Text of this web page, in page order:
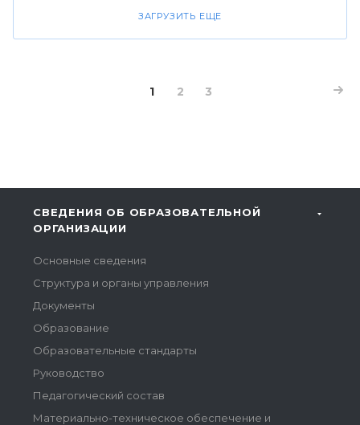
ЗАГРУЗИТЬ ЕЩЕ
1 2 3
СВЕДЕНИЯ ОБ ОБРАЗОВАТЕЛЬНОЙ
ОРГАНИЗАЦИИ
Основные сведения
Структура и органы управления
Документы
Образование
Образовательные стандарты
Руководство
Педагогический состав
Материально-техническое обеспечение и